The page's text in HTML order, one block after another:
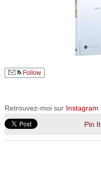
Follow
Retrouvez-moi sur Instagram
Pin It